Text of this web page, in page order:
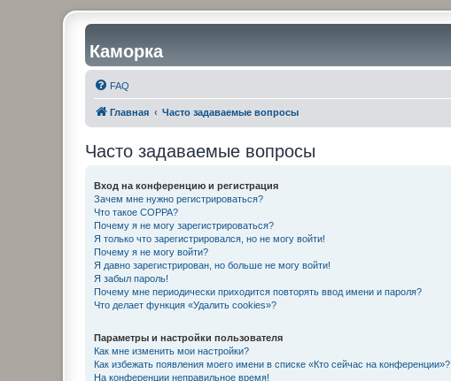
Каморка
FAQ
Главная Часто задаваемые вопросы
Часто задаваемые вопросы
Вход на конференцию и регистрация
Зачем мне нужно регистрироваться?
Что такое COPPA?
Почему я не могу зарегистрироваться?
Я только что зарегистрировался, но не могу войти!
Почему я не могу войти?
Я давно зарегистрирован, но больше не могу войти!
Я забыл пароль!
Почему мне периодически приходится повторять ввод имени и пароля?
Что делает функция «Удалить cookies»?
Параметры и настройки пользователя
Как мне изменить мои настройки?
Как избежать появления моего имени в списке «Кто сейчас на конференции»?
На конференции неправильное время!